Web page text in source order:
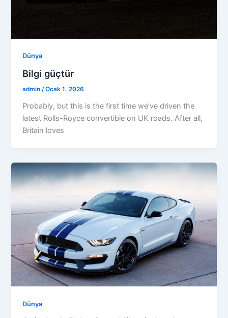
Dünya
Bilgi güçtür
admin/Ocak 1, 2026
Probably, but this is the first time we’ve driven the
latest Rolls-Royce convertible on UK roads. After all,
Britain loves
Dünya